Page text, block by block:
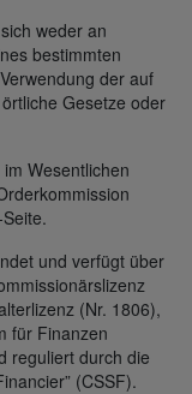
weder an
bestimmten
der auf
Gesetze oder
Wesentlichen
und verfügt über
(Nr. 1806),
für Finanzen
reguliert durch die
(CSSF).